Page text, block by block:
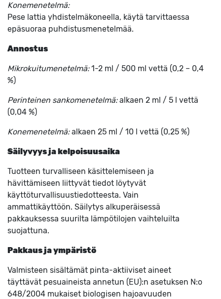
Konemenetelmä:
Pese lattia yhdistelmäkoneella, käytä tarvittaessa
epäsuoraa puhdistusmenetelmää.
Annostus
Mikrokuitumenetelmä:1-2 ml / 500 ml vettä (0,2 – 0,4
%)
Perinteinen sankomenetelmä:alkaen 2 ml / 5 l vettä
(0,04 %)
Konemenetelmä:alkaen 25 ml / 10 l vettä (0,25 %)
Säilyvyys ja kelpoisuusaika
Tuotteen turvalliseen käsittelemiseen ja
hävittämiseen liittyvät tiedot löytyvät
käyttöturvallisuustiedotteesta. Vain
ammattikäyttöön. Säilytys alkuperäisessä
pakkauksessa suurilta lämpötilojen vaihteluilta
suojattuna.
Pakkaus ja ympäristö
Valmisteen sisältämät pinta-aktiiviset aineet
täyttävät pesuaineista annetun (EU):n asetuksen N:o
648/2004 mukaiset biologisen hajoavuuden